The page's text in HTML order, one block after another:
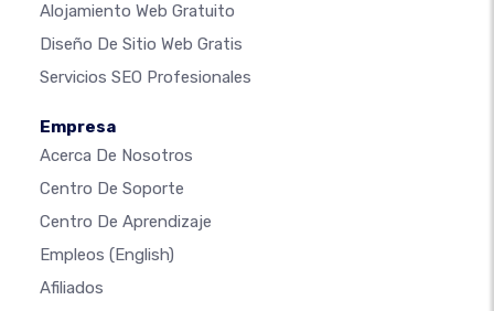
Alojamiento Web Gratuito
Diseño De Sitio Web Gratis
Servicios SEO Profesionales
Empresa
Acerca De Nosotros
Centro De Soporte
Centro De Aprendizaje
Empleos (English)
Afiliados